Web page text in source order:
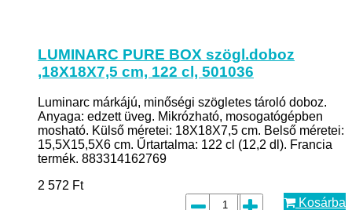
LUMINARC PURE BOX szögl.doboz
,18X18X7,5 cm, 122 cl, 501036
Luminarc márkájú, minőségi szögletes tároló doboz.
Anyaga: edzett üveg. Mikrózható, mosogatógépben
mosható. Külső méretei: 18X18X7,5 cm. Belső méretei:
15,5X15,5X6 cm. Űrtartalma: 122 cl (12,2 dl). Francia
termék. 883314162769
2 572 Ft
Kosárba